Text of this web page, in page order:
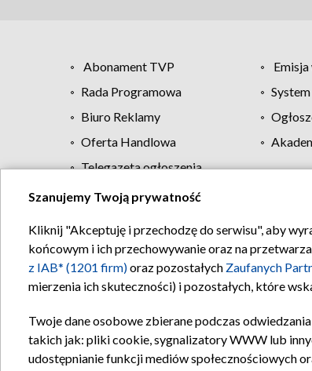
Abonament TVP
Rada Programowa
Biuro Reklamy
Oferta Handlowa
Telegazeta ogłoszenia
Regulamin
Szanujemy Twoją prywatność
Kliknij "Akceptuję i przechodzę do serwisu", aby
końcowym i ich przechowywanie oraz na
z IAB* (1201 firm)oraz pozostałych Zaufanych
mierzenia ich skuteczności) i pozostałych, które
Twoje dane osobowe zbierane podczas
takich jak: pliki cookie, sygnalizatory WWW lub
udostępnianie funkcji mediów społecznościowych